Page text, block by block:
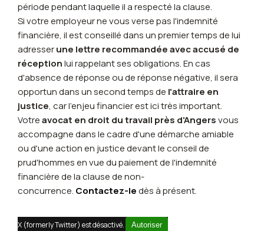
période pendant laquelle il a respecté la clause.
Si votre employeur ne vous verse pas l'indemnité
financière, il est conseillé dans un premier temps de lui
adresserune lettre recommandée avec accusé de
réceptionlui rappelant ses obligations. En cas
d'absence de réponse ou de réponse négative, il sera
opportun dans un second temps de l'attraire en
justice, car l'enjeu financier est ici très important.
Votreavocat en droit du travail près d'Angersvous
accompagne dans le cadre d'une démarche amiable
ou d'une action en justice devant le conseil de
prud'hommes en vue du paiement de l'indemnité
financière de la clause de non-
concurrence. Contactez-ledès à présent.
X (formerly Twitter) est désactivé. Autoriser